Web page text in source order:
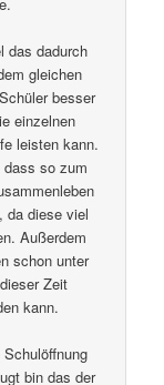
das dadurch
gleichen
besser
einzelnen
leisten kann.
dass so zum
da diese viel
Außerdem
schon unter
Zeit
kann.
bin das der